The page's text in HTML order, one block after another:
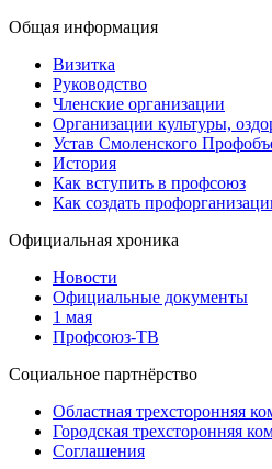
Общая информация
Визитка
Руководство
Членские организации
Организации культуры,
Устав Смоленского
История
Как вступить в профсоюз
Как создать
Официальная хроника
Новости
Официальные документы
1 мая
Профсоюз-ТВ
Социальное партнёрство
Областная трехсторонняя
Городская трехсторонняя
Соглашения